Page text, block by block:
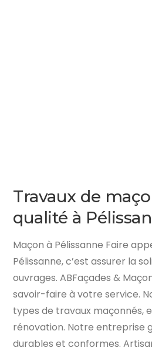
Travaux de
qualité à
Maçon à Pélissanne Faire
Pélissanne, c’est assurer la
ouvrages. ABFaçades &
savoir-faire à votre service.
types de travaux maçonnés,
rénovation. Notre entreprise
durables et conformes.